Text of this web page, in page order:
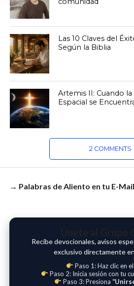
Las 10 Claves del
Según la Biblia
Artemis II: Cuando
Espacial se
2 COMMENTS
→ Palabras de Aliento en tu E-
Recibe devocionales, avisos
exclusivo directamente
Paso 1: Haz clic en
Paso 2: Inicia sesión con tu
Paso 3: Presiona